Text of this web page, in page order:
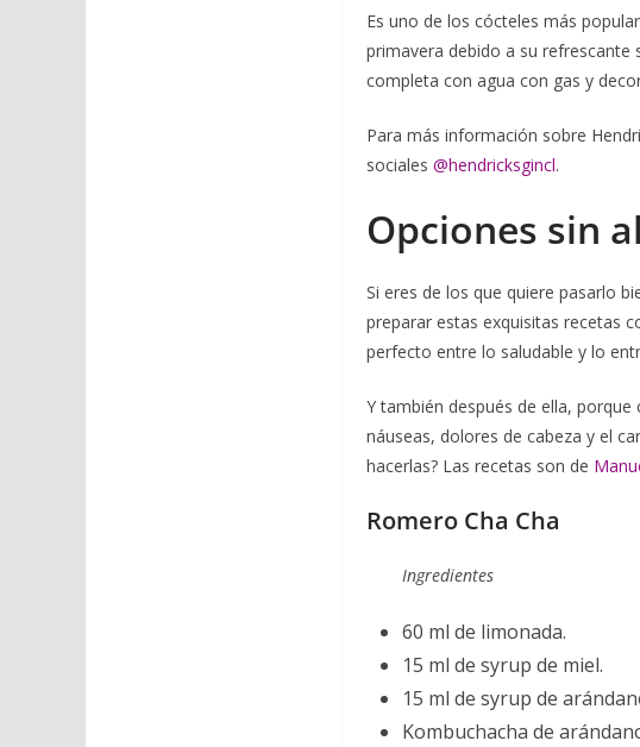
Es uno de los cócteles más
primavera debido a su refrescante
completa con agua con gas y
Para más información sobre
sociales @hendricksgincl.
Opciones sin
Si eres de los que quiere pasarlo
preparar estas exquisitas recetas
perfecto entre lo saludable y lo
Y también después de ella,
náuseas, dolores de cabeza y el
hacerlas? Las recetas son de
Romero Cha Cha
Ingredientes
60 ml de limonada.
15 ml de syrup de miel.
15 ml de syrup de
Kombuchacha de